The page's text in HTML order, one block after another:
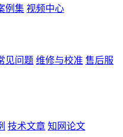
例集 视频中心
见问题 维修与校准 售后服
技术文章 知网论文